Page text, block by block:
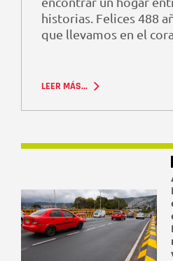
historias. Felices 488
que llevamos en el
LEER MÁS...